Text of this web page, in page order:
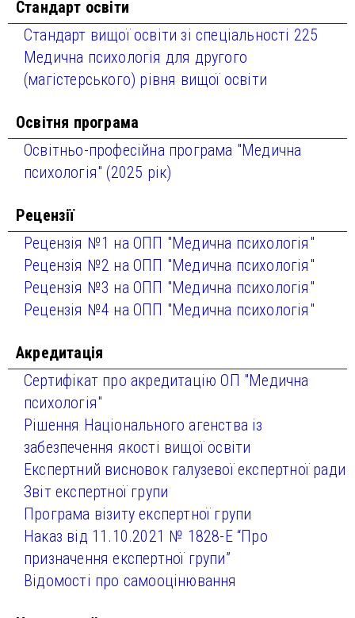
Стандарт освіти
Стандарт вищої освіти зі спеціальності 225
Медична психологія для другого
(магістерського) рівня вищої освіти
Освітня програма
Освітньо-професійна програма "Медична
психологія" (2025 рік)
Рецензії
Рецензія №1 на ОПП "Медична психологія"
Рецензія №2 на ОПП "Медична психологія"
Рецензія №3 на ОПП "Медична психологія"
Рецензія №4 на ОПП "Медична психологія"
Акредитація
Сертифікат про акредитацію ОП "Медична
психологія"
Рішення Національного агенства із
забезпечення якості вищої освіти
Експертний висновок галузевої експертної ради
Звіт експертної групи
Програма візиту експертної групи
Наказ від 11.10.2021 № 1828-Е “Про
призначення експертної групи”
Відомості про самооцінювання